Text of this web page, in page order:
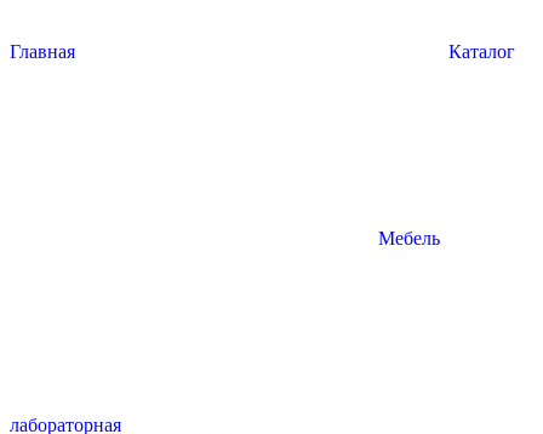
Главная Каталог
Мебель
лабораторная